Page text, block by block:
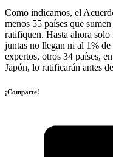
Como indicamos, el
menos 55 países que
ratifiquen. Hasta ahora
juntas no llegan ni al 1%
expertos, otros 34 países,
Japón, lo ratificarán antes
¡Comparte!